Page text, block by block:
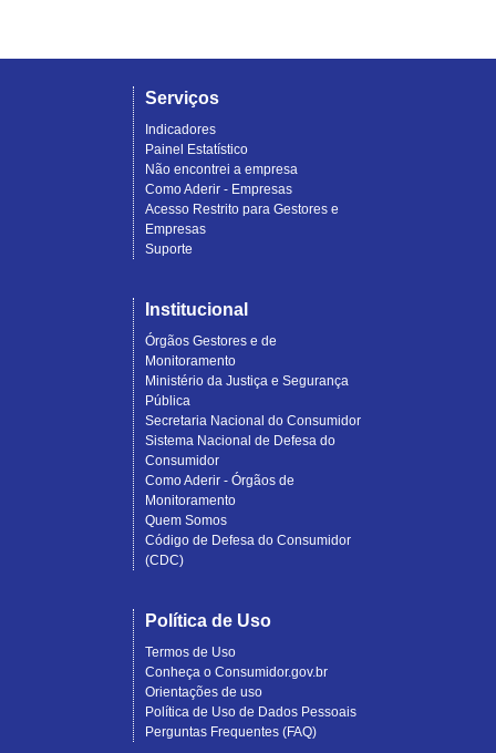
Serviços
Indicadores
Painel Estatístico
Não encontrei a empresa
Como Aderir - Empresas
Acesso Restrito para Gestores e
Empresas
Suporte
Institucional
Órgãos Gestores e de
Monitoramento
Ministério da Justiça e Segurança
Pública
Secretaria Nacional do Consumidor
Sistema Nacional de Defesa do
Consumidor
Como Aderir - Órgãos de
Monitoramento
Quem Somos
Código de Defesa do Consumidor
(CDC)
Política de Uso
Termos de Uso
Conheça o Consumidor.gov.br
Orientações de uso
Política de Uso de Dados Pessoais
Perguntas Frequentes (FAQ)